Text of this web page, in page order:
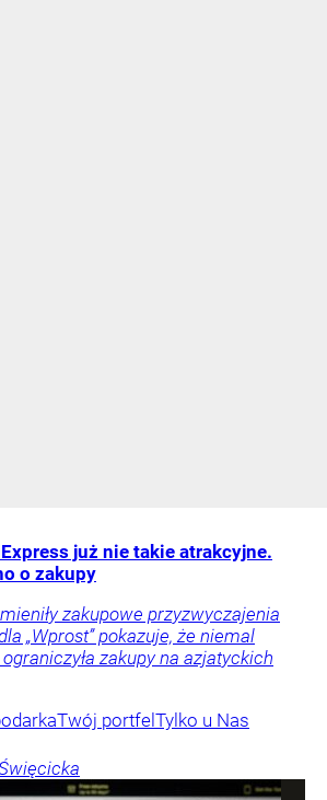
już nie takie atrakcyjne.
o zakupy
zakupowe przyzwyczajenia
„Wprost” pokazuje, że niemal
zakupy na azjatyckich
Twój portfelTylko u Nas